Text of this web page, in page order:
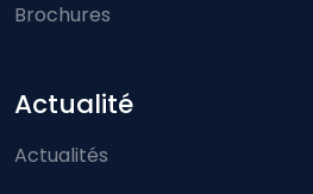
Brochures
Actualité
Actualités